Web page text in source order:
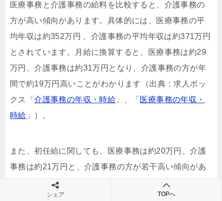
医療事務と介護事務の給料を比較すると、介護事務の
方が高い傾向があります。具体的には、医療事務の平
均年収は約352万円 、介護事務の平均年収は約371万円
とされています。月給に換算すると、医療事務は約29
万円、介護事務は約31万円となり、介護事務の方が年
間で約19万円高いことがわかります（出典：求人ボッ
クス「介護事務の年収・時給 」、「 医療事務の年収・
時給 」）。
また、初任給に関しても、医療事務は約20万円、介護
事務は約21万円と、介護事務の方が若干高い傾向があ
ります。さらに、アルバイトやパートの平均時給を比
較すると、医療事務は約1,087円、介護事務は約1,188
シェア TOPへ